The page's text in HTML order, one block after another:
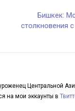
Бишкек:
столкновения
Центральной
на мои эккаунты в